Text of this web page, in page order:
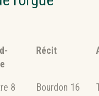
Récit
8 Bourdon 16